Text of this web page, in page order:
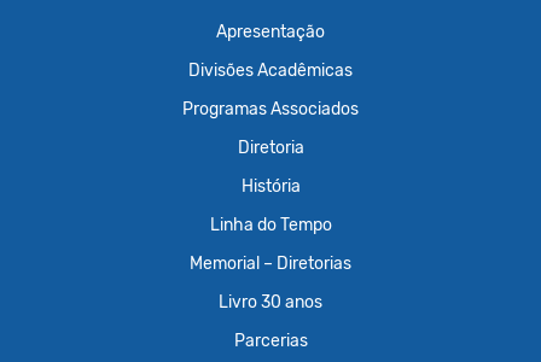
Apresentação
Divisões Acadêmicas
Programas Associados
Diretoria
História
Linha do Tempo
Memorial – Diretorias
Livro 30 anos
Parcerias